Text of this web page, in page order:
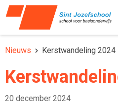
Nieuws Kerstwandeling 2024
20 december 2024